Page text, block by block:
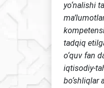
yo‘nalishi
tadqiq
o‘quv fan
iqtisodiy-
bo‘shliqlar